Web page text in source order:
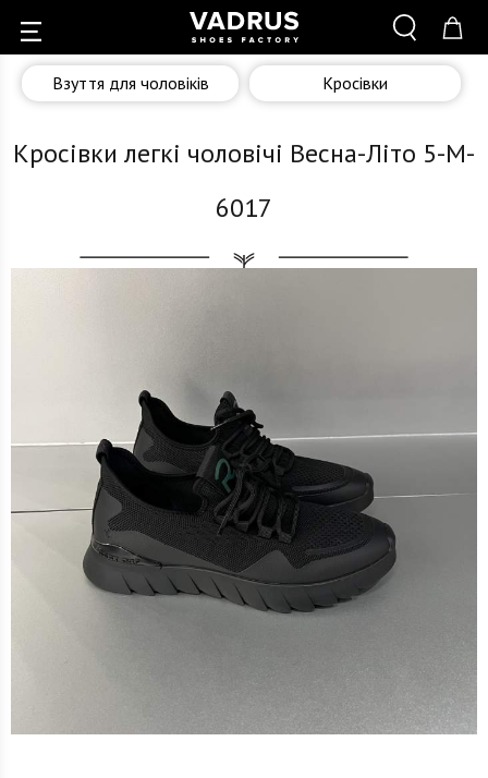
Взуття для чоловіків Кросівки
Кросівки легкі чоловічі Весна-Літо 5-M-
6017